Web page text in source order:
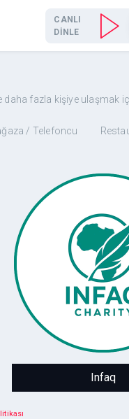
CANLI
DİNLE
fazla kişiye ulaşmak
/ Telefoncu
Infaq
Ihre
Infaq